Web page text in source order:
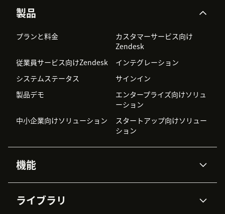
製品
プランと料金
カスタマーサービス向け
Zendesk
従業員サービス向けZendesk
インテグレーション
システムステータス
サインイン
製品デモ
エンタープライズ向けソリュ
ーション
中小企業向けソリューション
スタートアップ向けソリュー
ション
機能
Zendesk AI
ライブラリ